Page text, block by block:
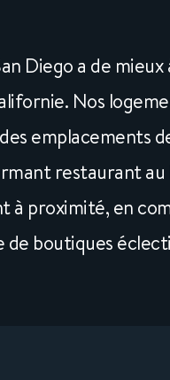
Diego a de
Nos
emplacements
restaurant
à proximité, en
boutiques